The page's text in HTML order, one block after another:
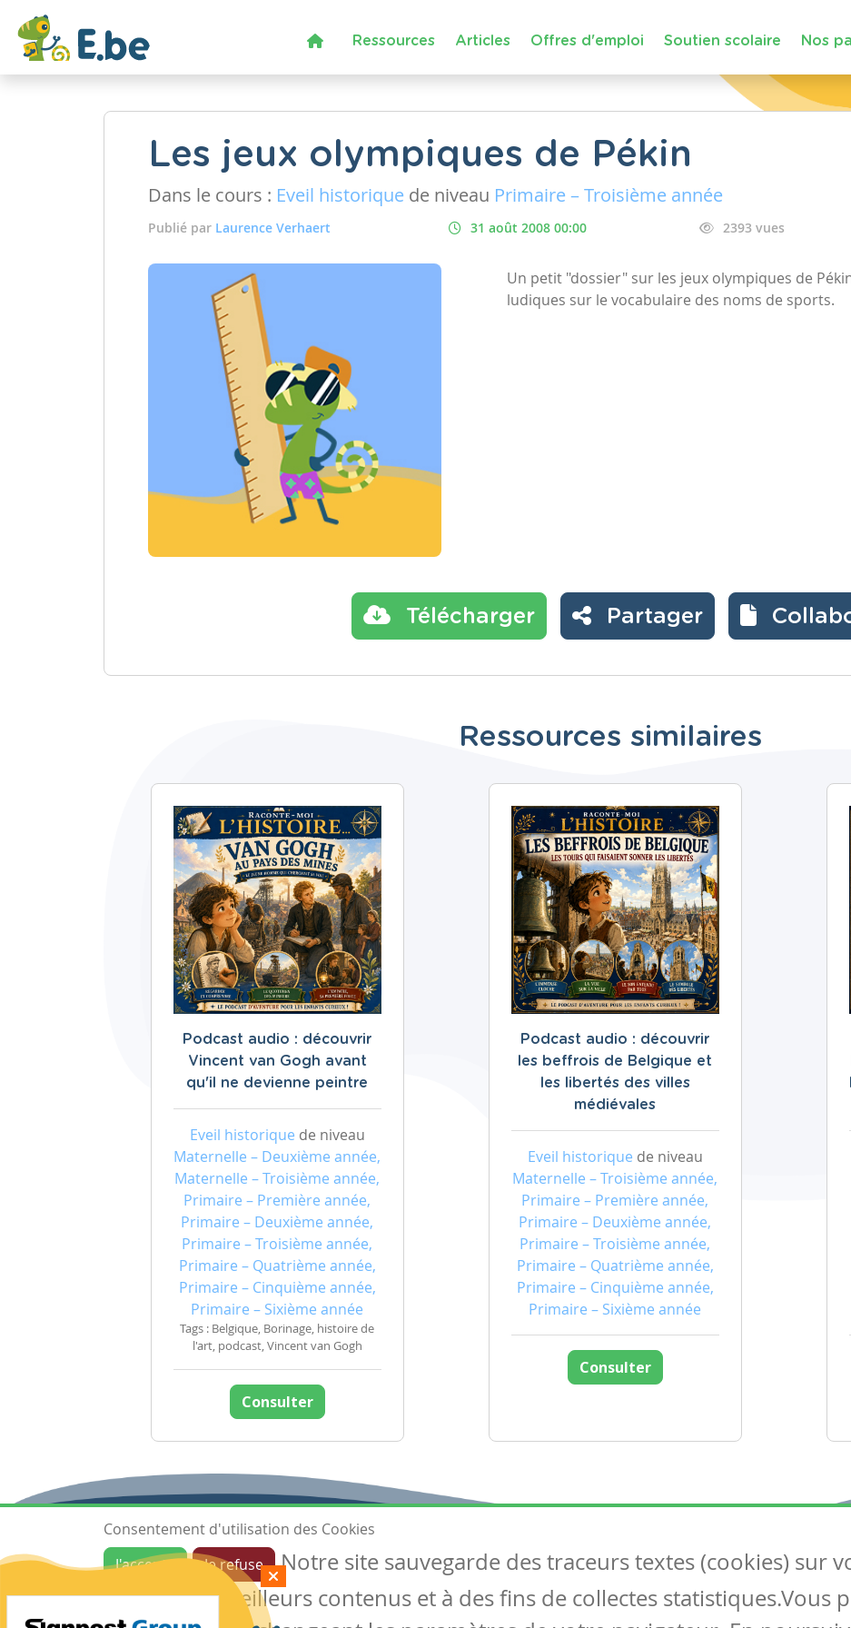
Ressources Articles Offres d'emploi Soutien scolaire Nos
Les jeux olympiques de Pékin
Dans le cours : Eveil historique de niveau Primaire – Troisième année
Publié par Laurence Verhaert 31 août 2008 00:00 2393 vues
Un petit "dossier" sur les jeux olympiques de
ludiques sur le vocabulaire des noms de sports.
Télécharger Partager
Ressources similaires
Podcast audio : découvrir
Vincent van Gogh avant
qu'il ne devienne peintre
Eveil historique de niveau
Maternelle – Deuxième année,
Maternelle – Troisième année,
Primaire – Première année,
Primaire – Deuxième année,
Primaire – Troisième année,
Primaire – Quatrième année,
Primaire – Cinquième année,
Primaire – Sixième année
Tags : Belgique, Borinage, histoire de
l'art, podcast, Vincent van Gogh
Consulter
Podcast audio : découvrir
les beffrois de Belgique et
les libertés des villes
médiévales
Eveil historique de niveau
Maternelle – Troisième année,
Primaire – Première année,
Primaire – Deuxième année,
Primaire – Troisième année,
Primaire – Quatrième année,
Primaire – Cinquième année,
Primaire – Sixième année
Consulter
Ressources
Les ressources
Articles
Tous les articles
Consentement d'utilisation des Cookies
J'accepte
Je refuse
Notre site sauvegarde des traceurs textes (cookies) sur
garantir de meilleurs contenus et à des fins de collectes statistiques.Vous